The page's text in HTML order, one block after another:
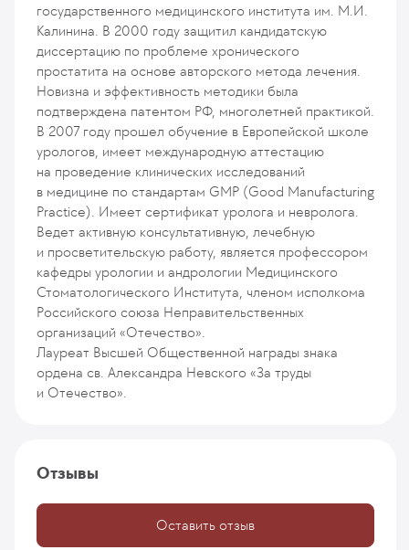
государственного медицинского института им. М.И.
Калинина. В 2000 году защитил кандидатскую
диссертацию по проблеме хронического
простатита на основе авторского метода лечения.
Новизна и эффективность методики была
подтверждена патентом РФ, многолетней практикой.
В 2007 году прошел обучение в Европейской школе
урологов, имеет международную аттестацию
на проведение клинических исследований
в медицине по стандартам GMP (Good Manufacturing
Practice). Имеет сертификат уролога и невролога.
Ведет активную консультативную, лечебную
и просветительскую работу, является профессором
кафедры урологии и андрологии Медицинского
Стоматологического Института, членом исполкома
Российского союза Неправительственных
организаций «Отечество».
Лауреат Высшей Общественной награды знака
ордена св. Александра Невского «За труды
и Отечество».
Отзывы
Оставить отзыв